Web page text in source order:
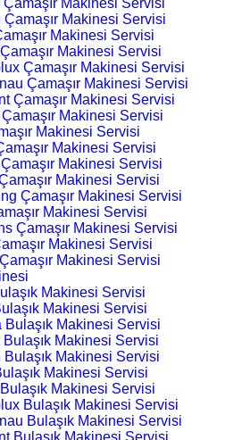
Çamaşır Makinesi Servisi
Makinesi Servisi
Makinesi Servisi
Çamaşır Makinesi Servisi
Çamaşır Makinesi Servisi
Çamaşır Makinesi Servisi
Çamaşır Makinesi Servisi
Makinesi Servisi
Makinesi Servisi
Makinesi Servisi
Makinesi Servisi
Çamaşır Makinesi Servisi
Makinesi Servisi
Çamaşır Makinesi Servisi
Makinesi Servisi
Makinesi Servisi
Makinesi Servisi
Makinesi Servisi
Bulaşık Makinesi Servisi
Makinesi Servisi
Bulaşık Makinesi Servisi
Makinesi Servisi
Makinesi Servisi
Bulaşık Makinesi Servisi
Bulaşık Makinesi Servisi
Bulaşık Makinesi Servisi